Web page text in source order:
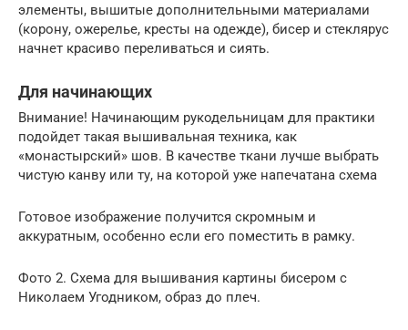
элементы, вышитые дополнительными материалами
(корону, ожерелье, кресты на одежде), бисер и стеклярус
начнет красиво переливаться и сиять.
Для начинающих
Внимание! Начинающим рукодельницам для практики
подойдет такая вышивальная техника, как
«монастырский» шов. В качестве ткани лучше выбрать
чистую канву или ту, на которой уже напечатана схема
Готовое изображение получится скромным и
аккуратным, особенно если его поместить в рамку.
Фото 2. Схема для вышивания картины бисером с
Николаем Угодником, образ до плеч.